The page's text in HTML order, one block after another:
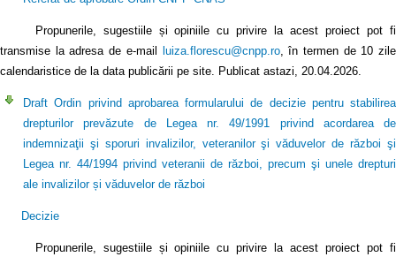
Propunerile, sugestiile și opiniile cu privire la acest proiect pot fi
transmise la adresa de e-mail
luiza.florescu@cnpp.ro, în termen de 10 zile
calendaristice de la data publicării pe site. Publicat astazi, 20.04.2026.
Draft Ordin privind aprobarea formularului de decizie pentru stabilirea
drepturilor prevăzute de Legea nr. 49/1991 privind acordarea de
indemnizaţii şi sporuri invalizilor, veteranilor şi văduvelor de război şi
Legea nr. 44/1994 privind veteranii de război, precum şi unele drepturi
ale invalizilor și văduvelor de război
Decizie
Propunerile, sugestiile și opiniile cu privire la acest proiect pot fi